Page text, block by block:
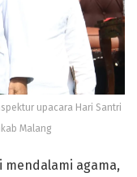
upacara Hari Santri
Malang
mendalami agama,